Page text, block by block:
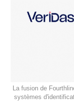
La fusion de
systèmes